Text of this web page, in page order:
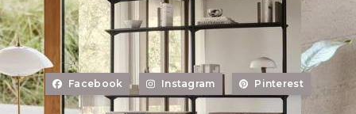
Facebook Instagram Pinterest